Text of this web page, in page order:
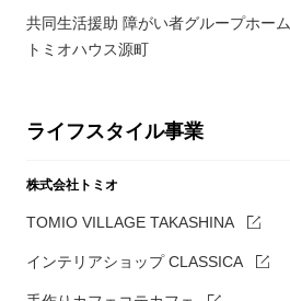
共同生活援助 障がい者グループホーム
トミオハウス源町
ライフスタイル事業
株式会社トミオ
TOMIO VILLAGE TAKASHINA
インテリアショップ CLASSICA